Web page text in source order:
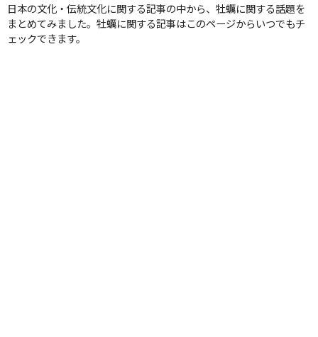
日本の文化・伝統文化に関する記事の中から、牡蠣に関する話題を
まとめてみました。牡蠣に関する記事はこのページからいつでもチ
ェックできます。